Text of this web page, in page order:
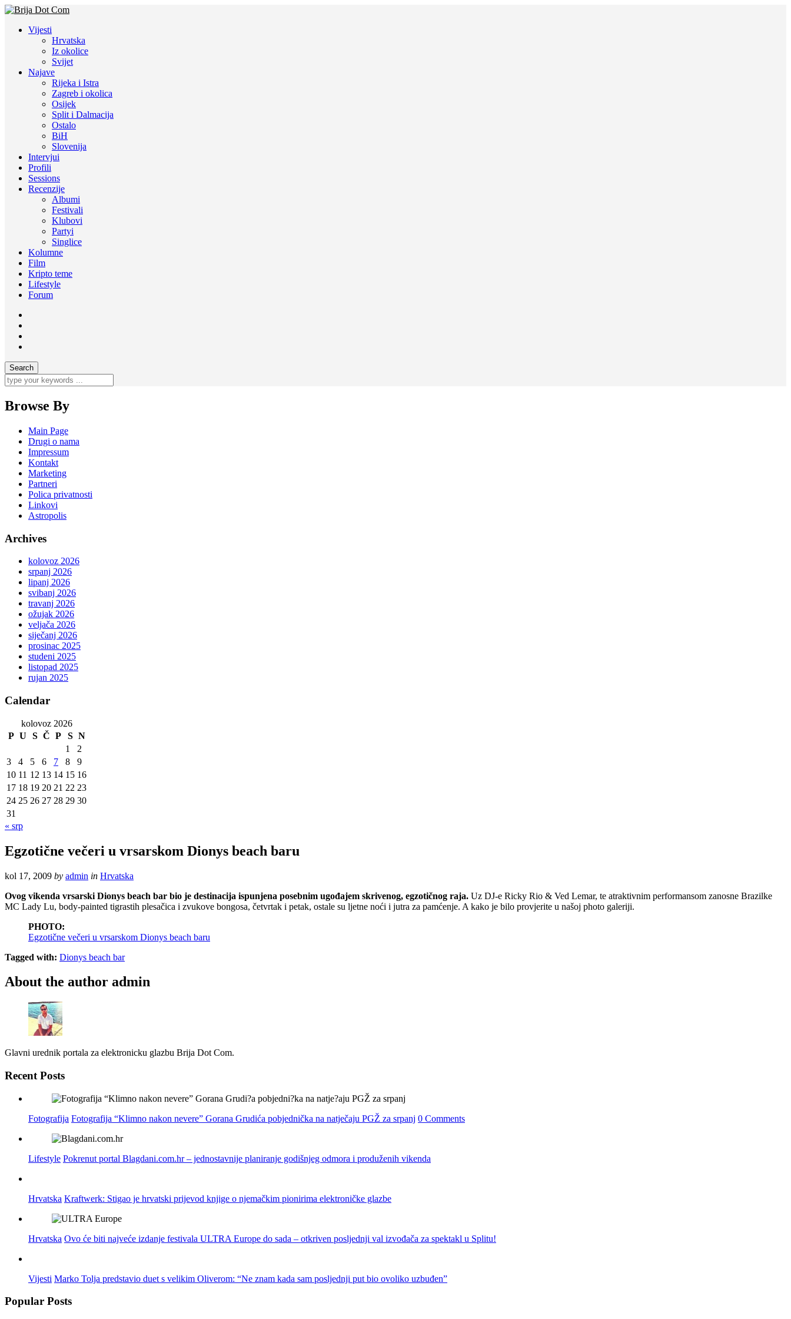
Vijesti
Hrvatska
Iz okolice
Svijet
Najave
Rijeka i Istra
Zagreb i okolica
Osijek
Split i Dalmacija
Ostalo
BiH
Slovenija
Intervjui
Profili
Sessions
Recenzije
Albumi
Festivali
Klubovi
Partyi
Singlice
Kolumne
Film
Kripto teme
Lifestyle
Forum
Browse By
Main Page
Drugi o nama
Impressum
Kontakt
Marketing
Partneri
Polica privatnosti
Linkovi
Astropolis
Archives
kolovoz 2026
srpanj 2026
lipanj 2026
svibanj 2026
travanj 2026
ožujak 2026
veljača 2026
siječanj 2026
prosinac 2025
studeni 2025
listopad 2025
rujan 2025
Calendar
kolovoz 2026
P U S Č P S N
1
2
3
4 5 6 7 8
9
10 11 12 13 14 15 16
17 18 19 20 21 22 23
24 25 26 27 28 29 30
31
« srp
Egzotične večeri u vrsarskom Dionys beach baru
kol 17, 2009 by admin in Hrvatska
Ovog vikenda vrsarski Dionys beach bar bio je destinacija ispunjena posebnim ugođajem skrivenog, egzotičnog raja. Uz DJ-e Ricky Rio & Ved Lemar, te atraktivnim performansom zanosne Brazilke
MC Lady Lu, body-painted tigrastih plesačica i zvukove bongosa, četvrtak i petak, ostale su ljetne noći i jutra za pamćenje. A kako je bilo provjerite u našoj photo galeriji.
PHOTO:
Egzotične večeri u vrsarskom Dionys beach baru
Tagged with: Dionys beach bar
About the author admin
Glavni urednik portala za elektronicku glazbu Brija Dot Com.
Recent Posts
Fotografija Fotografija “Klimno nakon nevere” Gorana Grudića pobjednička na natječaju PGŽ za srpanj 0 Comments
Lifestyle Pokrenut portal Blagdani.com.hr – jednostavnije planiranje godišnjeg odmora i produženih vikenda
Hrvatska Kraftwerk: Stigao je hrvatski prijevod knjige o njemačkim pionirima elektroničke glazbe
Hrvatska Ovo će biti najveće izdanje festivala ULTRA Europe do sada – otkriven posljednji val izvođača za spektakl u Splitu!
Vijesti Marko Tolja predstavio duet s velikim Oliverom: “Ne znam kada sam posljednji put bio ovoliko uzbuđen”
Popular Posts